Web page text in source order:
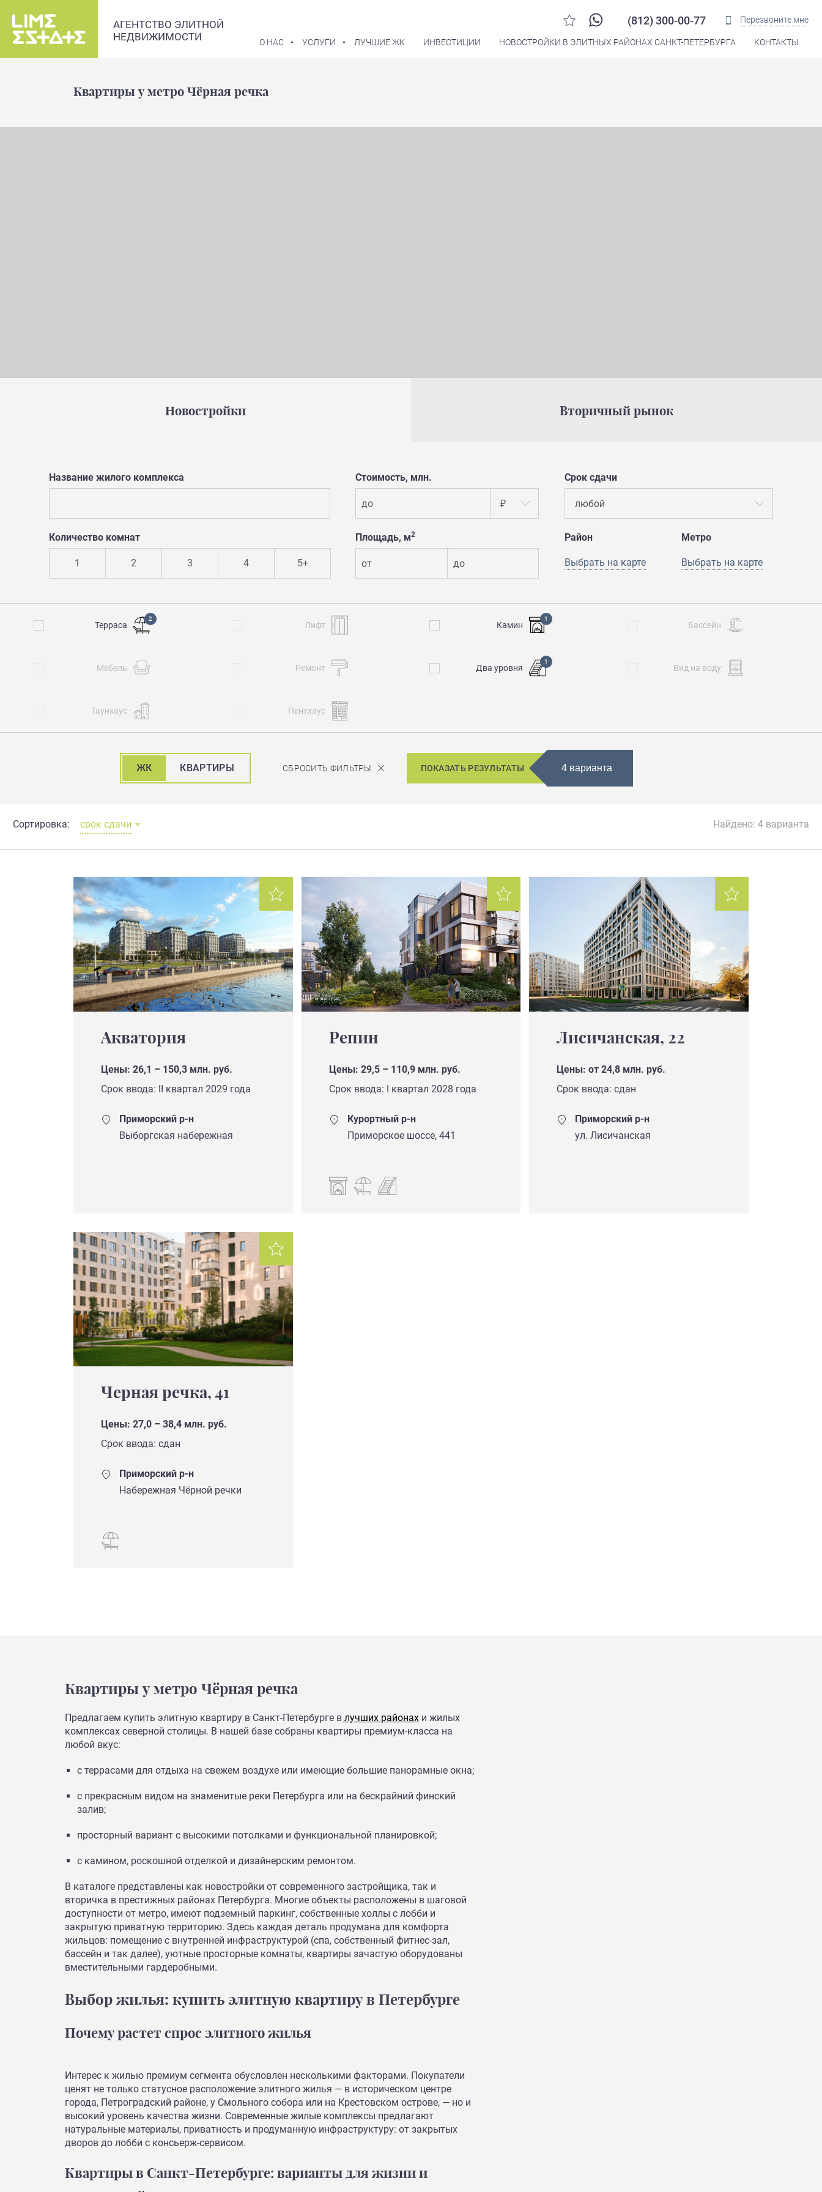
АГЕНТСТВО ЭЛИТНОЙ
НЕДВИЖИМОСТИ
(812) 300-00-77 Перезвоните мне
О НАС УСЛУГИ ЛУЧШИЕ ЖК ИНВЕСТИЦИИ НОВОСТРОЙКИ В ЭЛИТНЫХ РАЙОНАХ САНКТ-ПЕТЕРБУРГА КОНТАКТЫ
Квартиры у метро Чёрная речка
Новостройки Вторичный рынок
Название жилого комплекса Стоимость, млн.
до ₽
Количество комнат
1 2 3 4 5+
Площадь, м2
от до
Срок сдачи
любой
Район
Выбрать на карте
Метро
Выбрать на карте
Терраса
2
Лифт Камин
1
Бассейн
Мебель Ремонт Два уровня
1
Вид на воду
Таунхаус Пентхаус
ЖК КВАРТИРЫ ПОКАЗАТЬ РЕЗУЛЬТАТЫ
СБРОСИТЬ ФИЛЬТРЫ 4 варианта
Сортировка: срок сдачи Найдено: 4 варианта
Акватория
Цены: 26,1 – 150,3 млн. руб.
Срок ввода: II квартал 2029 года
Приморский р-н
Выборгская набережная
Репин
Цены: 29,5 – 110,9 млн. руб.
Срок ввода: I квартал 2028 года
Курортный р-н
Приморское шоссе, 441
Лисичанская, 22
Цены: от 24,8 млн. руб.
Срок ввода: сдан
Приморский р-н
ул. Лисичанская
Черная речка, 41
Цены: 27,0 – 38,4 млн. руб.
Срок ввода: сдан
Приморский р-н
Набережная Чёрной речки
Квартиры у метро Чёрная речка
Предлагаем купить элитную квартиру в Санкт-Петербурге в лучших районах и жилых
комплексах северной столицы. В нашей базе собраны квартиры премиум-класса на
любой вкус:
с террасами для отдыха на свежем воздухе или имеющие большие панорамные окна;
с прекрасным видом на знаменитые реки Петербурга или на бескрайний финский
залив;
просторный вариант с высокими потолками и функциональной планировкой;
с камином, роскошной отделкой и дизайнерским ремонтом.
В каталоге представлены как новостройки от современного застройщика, так и
вторичка в престижных районах Петербурга. Многие объекты расположены в шаговой
доступности от метро, имеют подземный паркинг, собственные холлы с лобби и
закрытую приватную территорию. Здесь каждая деталь продумана для комфорта
жильцов: помещение с внутренней инфраструктурой (спа, собственный фитнес-зал,
бассейн и так далее), уютные просторные комнаты, квартиры зачастую оборудованы
вместительными гардеробными.
Выбор жилья: купить элитную квартиру в Петербурге
Почему растет спрос элитного жилья
Интерес к жилью премиум сегмента обусловлен несколькими факторами. Покупатели
ценят не только статусное расположение элитного жилья — в историческом центре
города, Петроградский районе, у Смольного собора или на Крестовском острове, — но и
высокий уровень качества жизни. Современные жилые комплексы предлагают
натуральные материалы, приватность и продуманную инфраструктуру: от закрытых
дворов до лобби с консьерж-сервисом.
Квартиры в Санкт-Петербурге: варианты для жизни и
В избранное Распечатать